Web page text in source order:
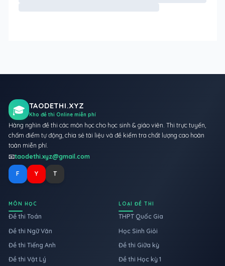
🎓 TAODETHI.XYZ
Kho đề thi Online miễn phí
Hàng nghìn đề thi các môn học cho học sinh & giáo viên. Thi trực tuyến,
chấm điểm tự động, chia sẻ tài liệu và đề kiểm tra chất lượng cao hoàn
toàn miễn phí.
📧taodethi.xyz@gmail.com
F Y T
MÔN HỌC
Đề thi Toán
Đề thi Ngữ Văn
Đề thi Tiếng Anh
Đề thi Vật Lý
LOẠI ĐỀ THI
THPT Quốc Gia
Học Sinh Giỏi
Đề thi Giữa kỳ
Đề thi Học kỳ 1